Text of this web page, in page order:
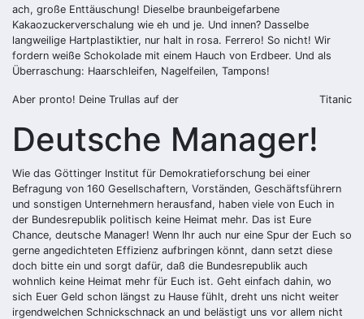
ach, große Enttäuschung! Dieselbe braunbeigefarbene
Kakaozuckerverschalung wie eh und je. Und innen? Dasselbe
langweilige Hartplastiktier, nur halt in rosa. Ferrero! So nicht! Wir
fordern weiße Schokolade mit einem Hauch von Erdbeer. Und als
Überraschung: Haarschleifen, Nagelfeilen, Tampons!
Aber pronto! Deine Trullas auf der Titanic
Deutsche Manager!
Wie das Göttinger Institut für Demokratieforschung bei einer
Befragung von 160 Gesellschaftern, Vorständen, Geschäftsführern
und sonstigen Unternehmern herausfand, haben viele von Euch in
der Bundesrepublik politisch keine Heimat mehr. Das ist Eure
Chance, deutsche Manager! Wenn Ihr auch nur eine Spur der Euch so
gerne angedichteten Effizienz aufbringen könnt, dann setzt diese
doch bitte ein und sorgt dafür, daß die Bundesrepublik auch
wohnlich keine Heimat mehr für Euch ist. Geht einfach dahin, wo
sich Euer Geld schon längst zu Hause fühlt, dreht uns nicht weiter
irgendwelchen Schnickschnack an und belästigt uns vor allem nicht